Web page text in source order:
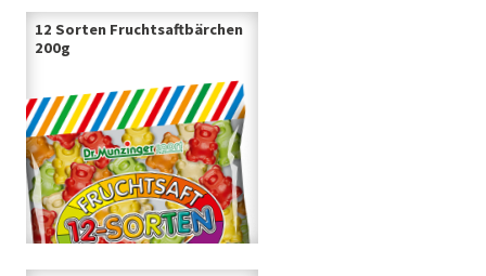
12 Sorten Fruchtsaftbärchen
200g